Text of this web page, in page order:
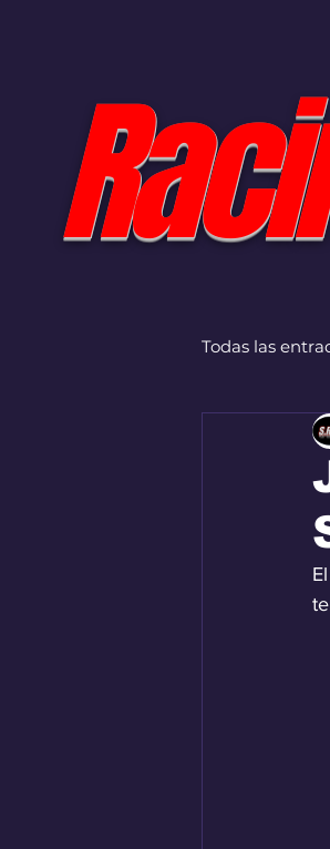
Todas las